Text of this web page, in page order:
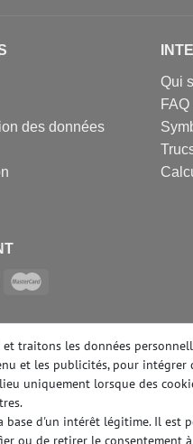
des données
Qui
traitons les données
et les publicités, pour intégrer
uniquement lorsque des
base d'un intérêt légitime. Il est
ou de retirer le consentement